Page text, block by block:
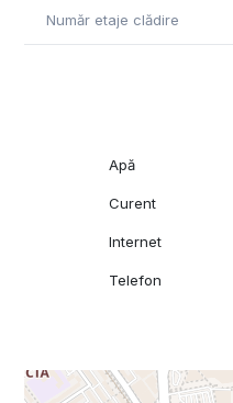
Număr etaje clădire
Apă
Curent
Internet
Telefon